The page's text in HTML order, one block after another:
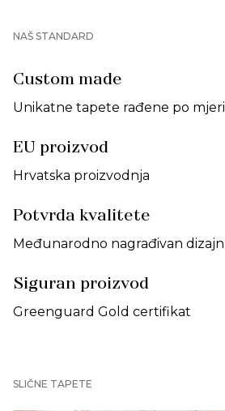
NAŠ STANDARD
Custom made
Unikatne tapete rađene po mjeri
EU proizvod
Hrvatska proizvodnja
Potvrda kvalitete
Međunarodno nagrađivan dizajn
Siguran proizvod
Greenguard Gold certifikat
SLIČNE TAPETE